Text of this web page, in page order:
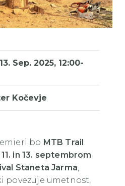
Sep. 2025, 12:00-
Kočevje
bo MTB Trail
11. in 13. septembrom
Staneta Jarma,
povezuje umetnost,